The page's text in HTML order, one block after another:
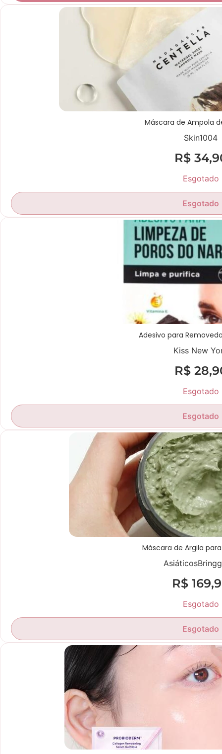
Máscara de Ampola
Skin1004
R$
Esgotado
Esgotado
Adesivo para
Kiss New
R$
Esgotado
Esgotado
Máscara de Argila para
Asiáticos
R$
Esgotado
Esgotado